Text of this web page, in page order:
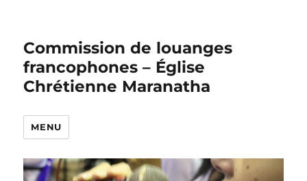
Commission de louanges
francophones – Église
Chrétienne Maranatha
MENU